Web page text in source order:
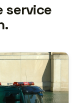
service